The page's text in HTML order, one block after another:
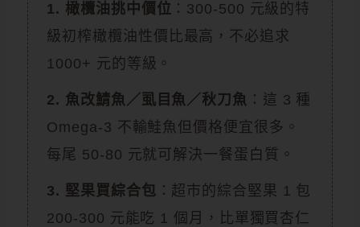
1. 橄欖油挑中價位 ：300-500 元級的特
級初榨橄欖油性價比最高，不必追求
1000+ 元的等級。
2. 魚改鯖魚／虱目魚／秋刀魚 ：這 3 種
Omega-3 不輸鮭魚但價格便宜很多。
每尾 50-80 元就可解決一餐蛋白質。
3. 堅果買綜合包 ：超市的綜合堅果 1 包
200-300 元能吃 1 個月，比單獨買杏仁